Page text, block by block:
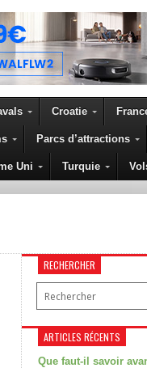
Croatie
Parcs d’attractions
Uni Turquie
BELL
RECHERCHER
ARTICLES RÉCENTS
Que faut-il savoir